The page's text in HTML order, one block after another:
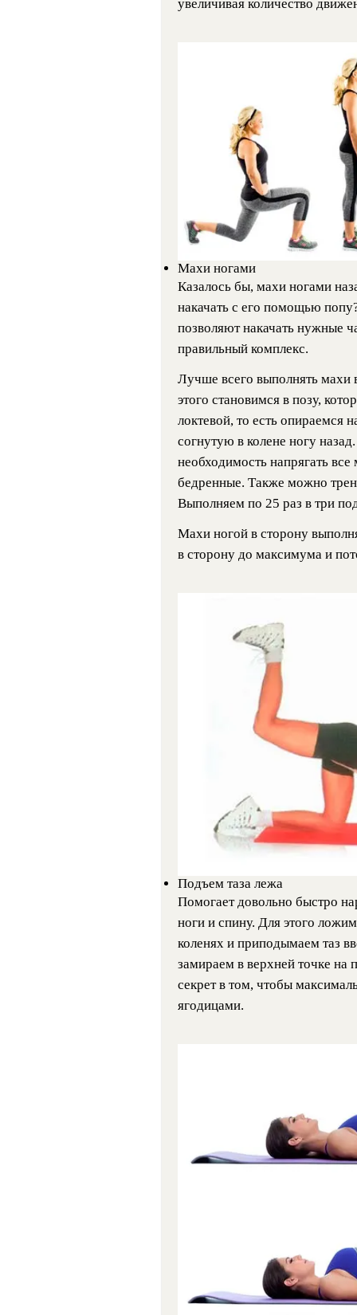
увеличивая количество
Махи ногами
Казалось бы, махи ногами
накачать с его помощью
позволяют накачать нужные
правильный комплекс.
Лучше всего выполнять махи
этого становимся в позу,
локтевой, то есть опираемся
согнутую в колене ногу
необходимость напрягать
бедренные. Также можно
Выполняем по 25 раз в три
Махи ногой в сторону
в сторону до максимума и
Подъем таза лежа
Помогает довольно быстро
ноги и спину. Для этого
коленях и приподымаем таз
замираем в верхней точке на
секрет в том, чтобы
ягодицами.